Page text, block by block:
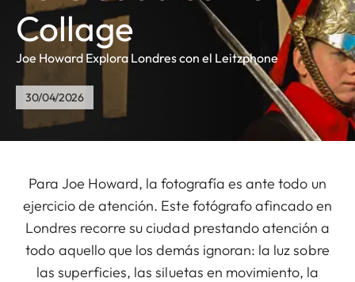
Collage
Joe Howard Explora Londres con el Leitzphone
30/04/2026
Para Joe Howard, la fotografía es ante todo un
ejercicio de atención. Este fotógrafo afincado en
Londres recorre su ciudad prestando atención a
todo aquello que los demás ignoran: la luz sobre
las superficies, las siluetas en movimiento, la